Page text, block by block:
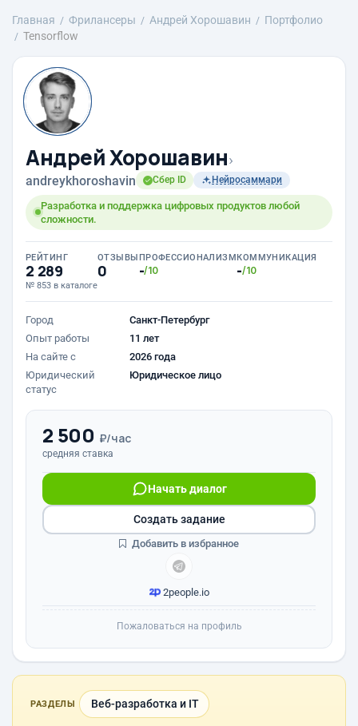
Главная Фрилансеры Андрей Хорошавин
Портфолио
Tensorflow
Андрей Хорошавин›
andreykhoroshavin Сбер ID Нейросаммари
Разработка и поддержка цифровых продуктов любой
сложности.
РЕЙТИНГ
2 289
№ 853 в каталоге
ОТЗЫВЫ
0
ПРОФЕССИОНАЛИЗМ
-/10
КОММУНИКАЦИЯ
-/10
Город
Санкт-Петербург
Опыт работы
11 лет
На сайте с
2026 года
Юридический
статус
Юридическое лицо
2 500 ₽/час
средняя ставка
Начать диалог
2people.io
Создать задание
Добавить в избранное
Пожаловаться на профиль
РАЗДЕЛЫ Веб-разработка и IT